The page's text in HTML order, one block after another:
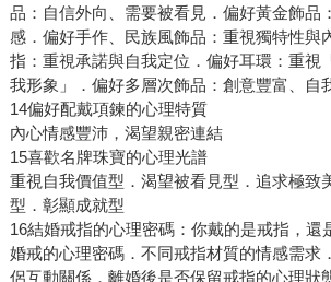
品：自信外向、需要被看見．偏好黃金飾品
感．偏好手作、民族風飾品：重視獨特性與
指：重視承諾與自我定位．偏好耳環：重視
我形象」．偏好多層次飾品：創意豐富、自
14偏好配戴項鍊的心理特質
內心情感豐沛，渴望親密連結
15喜歡名牌珠寶的心理光譜
重視自我價值型．渴望被看見型．追求極致
型．彰顯成就型
16結婚戒指的心理密碼：你戴的是戒指，還
婚戒的心理密碼．不同戒指材質的情感需求
侶互動關係．離婚後是否保留戒指的心理狀